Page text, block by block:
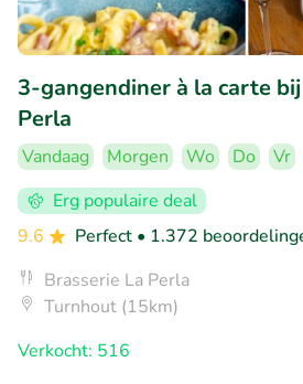
3-gangendiner à la carte
Perla
Vandaag Morgen Wo Do Vr
Erg populaire deal
9.6
Perfect • 1.372
Brasserie La Perla
Turnhout (15km)
Verkocht: 516